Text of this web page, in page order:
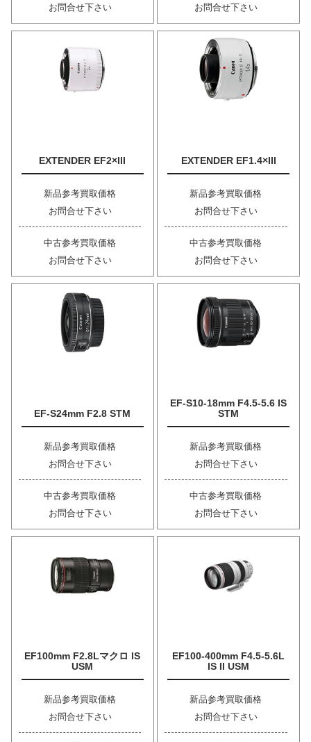
お問合せ下さい
お問合せ下さい
EXTENDER EF2×III
新品参考買取価格
お問合せ下さい
中古参考買取価格
お問合せ下さい
EXTENDER EF1.4×III
新品参考買取価格
お問合せ下さい
中古参考買取価格
お問合せ下さい
EF-S24mm F2.8 STM
新品参考買取価格
お問合せ下さい
中古参考買取価格
お問合せ下さい
EF-S10-18mm F4.5-5.6 IS
STM
新品参考買取価格
お問合せ下さい
中古参考買取価格
お問合せ下さい
EF100mm F2.8Lマクロ IS
USM
新品参考買取価格
お問合せ下さい
EF100-400mm F4.5-5.6L
IS II USM
新品参考買取価格
お問合せ下さい